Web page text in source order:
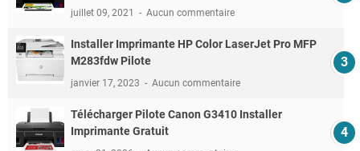
juillet 09, 2021 Aucun commentaire
Installer Imprimante HP Color LaserJet Pro MFP
M283fdw Pilote
janvier 17, 2023 Aucun commentaire
Télécharger Pilote Canon G3410 Installer
Imprimante Gratuit